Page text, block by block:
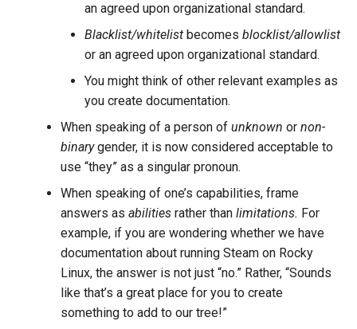
an agreed upon organizational standard.
Blacklist/whitelist becomes blocklist/allowlist
or an agreed upon organizational standard.
You might think of other relevant examples as
you create documentation.
When speaking of a person of unknown or non-
binarygender, it is now considered acceptable to
use “they” as a singular pronoun.
When speaking of one’s capabilities, frame
answers as abilities rather than limitations. For
example, if you are wondering whether we have
documentation about running Steam on Rocky
Linux, the answer is not just “no.” Rather, “Sounds
like that’s a great place for you to create
something to add to our tree!”